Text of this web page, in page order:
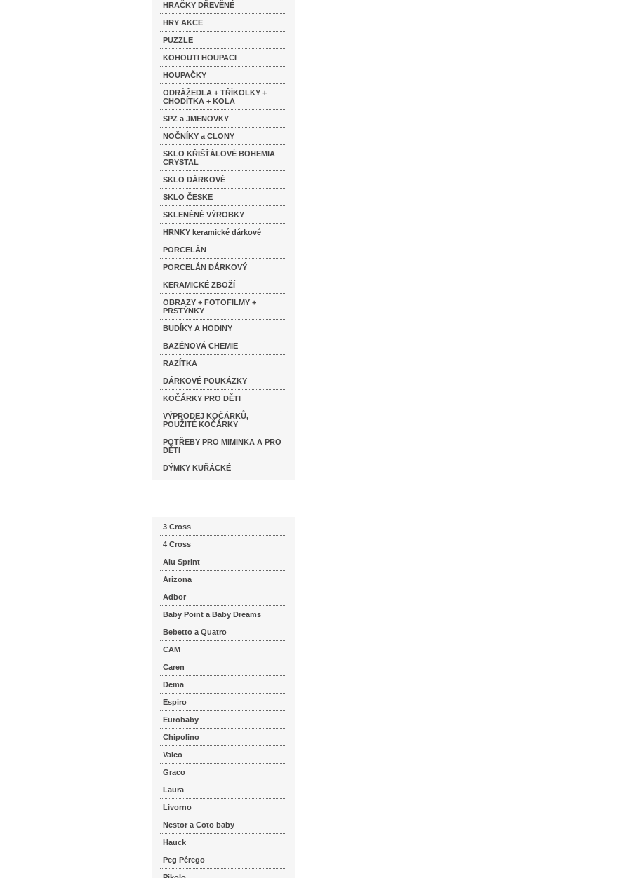
HRAČKY DŘEVĚNÉ
HRY AKCE
PUZZLE
KOHOUTI HOUPACI
HOUPAČKY
ODRÁŽEDLA + TŘÍKOLKY +
CHODÍTKA + KOLA
SPZ a JMENOVKY
NOČNÍKY a CLONY
SKLO KŘIŠŤÁLOVÉ BOHEMIA
CRYSTAL
SKLO DÁRKOVÉ
SKLO ČESKE
SKLENĚNÉ VÝROBKY
HRNKY keramické dárkové
PORCELÁN
PORCELÁN DÁRKOVÝ
KERAMICKÉ ZBOŽÍ
OBRAZY + FOTOFILMY +
PRSTÝNKY
BUDÍKY A HODINY
BAZÉNOVÁ CHEMIE
RAZÍTKA
DÁRKOVÉ POUKÁZKY
KOČÁRKY PRO DĚTI
VÝPRODEJ KOČÁRKŮ,
POUŽITÉ KOČÁRKY
POTŘEBY PRO MIMINKA A PRO
DĚTI
DÝMKY KUŘÁCKÉ
3 Cross
4 Cross
Alu Sprint
Arizona
Adbor
Baby Point a Baby Dreams
Bebetto a Quatro
CAM
Caren
Dema
Espiro
Eurobaby
Chipolino
Valco
Graco
Laura
Livorno
Nestor a Coto baby
Hauck
Peg Pérego